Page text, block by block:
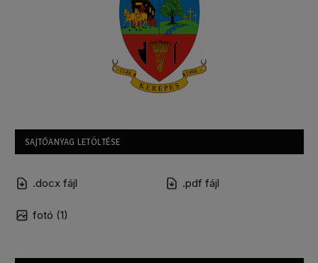
SAJTÓANYAG LETÖLTÉSE
.docx fájl .pdf fájl
fotó (1)